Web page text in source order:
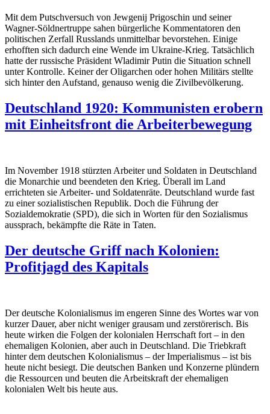
Mit dem Putschversuch von Jewgenij Prigoschin und seiner
Wagner-Söldnertruppe sahen bürgerliche Kommentatoren den
politischen Zerfall Russlands unmittelbar bevorstehen. Einige
erhofften sich dadurch eine Wende im Ukraine-Krieg. Tatsächlich
hatte der russische Präsident Wladimir Putin die Situation schnell
unter Kontrolle. Keiner der Oligarchen oder hohen Militärs stellte
sich hinter den Aufstand, genauso wenig die Zivilbevölkerung.
Deutschland 1920: Kommunisten erobern
mit Einheitsfront die Arbeiterbewegung
Im November 1918 stürzten Arbeiter und Soldaten in Deutschland
die Monarchie und beendeten den Krieg. Überall im Land
errichteten sie Arbeiter- und Soldatenräte. Deutschland wurde fast
zu einer sozialistischen Republik. Doch die Führung der
Sozialdemokratie (SPD), die sich in Worten für den Sozialismus
aussprach, bekämpfte die Räte in Taten.
Der deutsche Griff nach Kolonien:
Profitjagd des Kapitals
Der deutsche Kolonialismus im engeren Sinne des Wortes war von
kurzer Dauer, aber nicht weniger grausam und zerstörerisch. Bis
heute wirken die Folgen der kolonialen Herrschaft fort – in den
ehemaligen Kolonien, aber auch in Deutschland. Die Triebkraft
hinter dem deutschen Kolonialismus – der Imperialismus – ist bis
heute nicht besiegt. Die deutschen Banken und Konzerne plündern
die Ressourcen und beuten die Arbeitskraft der ehemaligen
kolonialen Welt bis heute aus.